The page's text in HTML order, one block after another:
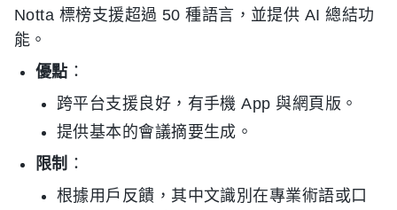
Notta 標榜支援超過 50 種語言，並提供 AI 總結功
能。
優點 ：
跨平台支援良好，有手機 App 與網頁版。
提供基本的會議摘要生成。
限制 ：
根據用戶反饋，其中文識別在專業術語或口